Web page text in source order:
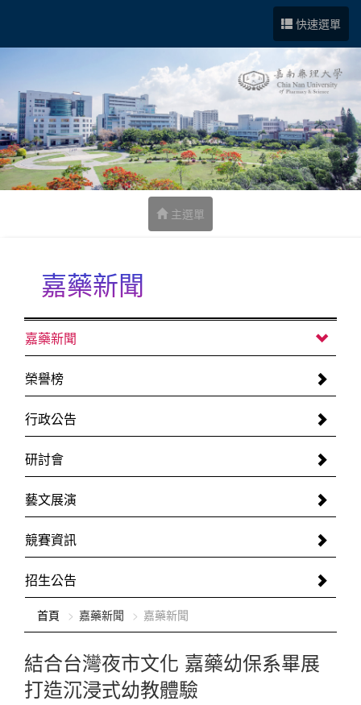
快速選單
主選單
嘉藥新聞
嘉藥新聞
榮譽榜
行政公告
研討會
藝文展演
競賽資訊
招生公告
首頁 嘉藥新聞 嘉藥新聞
結合台灣夜市文化 嘉藥幼保系畢展
打造沉浸式幼教體驗